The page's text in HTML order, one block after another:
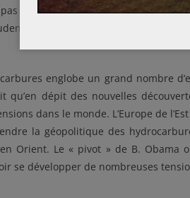
les équilibres mondiaux. Il faut
quant aux effets géopolitiques
englobe un grand nombre
qu’en dépit des nouvelles
dans le monde. L’Europe de
la géopolitique des
Orient. Le « pivot » de B. Obama
se développer de nombreuses